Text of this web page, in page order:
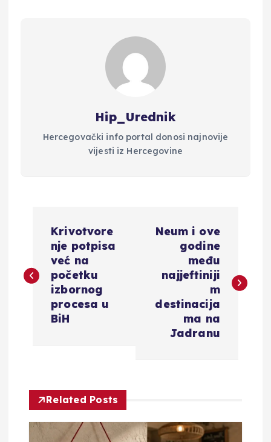
Hip_Urednik
Hercegovački info portal donosi najnovije
vijesti iz Hercegovine
v
c
Krivotvore
nje potpisa
već na
početku
izbornog
procesa u
BiH
Neum i ove
godine
među
najjeftiniji
m
destinacija
ma na
Jadranu
Related Posts